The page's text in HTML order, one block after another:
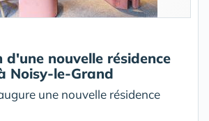
nouvelle résidence
Noisy-le-Grand
une nouvelle résidence